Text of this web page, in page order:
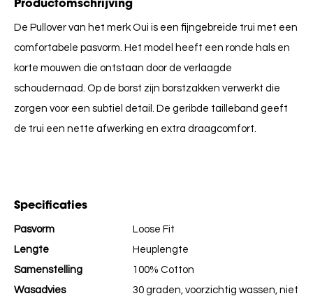
Productomschrijving
De Pullover van het merk Oui is een fijngebreide trui met een
comfortabele pasvorm. Het model heeft een ronde hals en
korte mouwen die ontstaan door de verlaagde
schoudernaad. Op de borst zijn borstzakken verwerkt die
zorgen voor een subtiel detail. De geribde tailleband geeft
de trui een nette afwerking en extra draagcomfort.
Specificaties
Pasvorm
Loose Fit
Lengte
Heuplengte
Samenstelling
100% Cotton
Wasadvies
30 graden, voorzichtig wassen, niet